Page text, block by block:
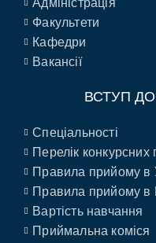
Адміністрація
Факультети
Кафедри
Вакансії
ВСТУП
Спеціальності
Перелік конкурсних
Правила прийому в
Правила прийому в
Вартість навчання
Приймальна коміся